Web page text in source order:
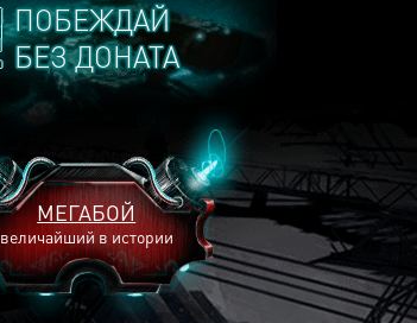
ПОБЕЖДАЙ
БЕЗ ДОНАТА
МЕГАБОЙ
величайший в истории